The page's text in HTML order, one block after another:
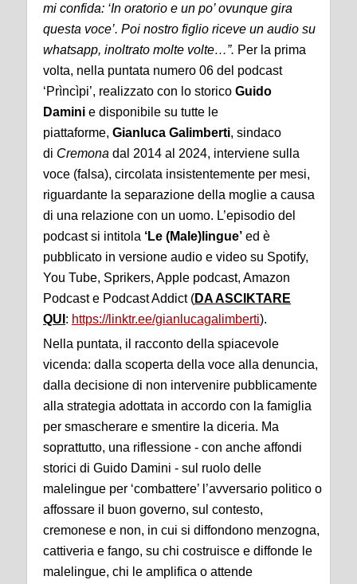
mi confida: ‘In oratorio e un po’ ovunque gira
questa voce’. Poi nostro figlio riceve un audio su
whatsapp, inoltrato molte volte…”. Per la prima
volta, nella puntata numero 06 del podcast
‘Prìncìpi’, realizzato con lo storico Guido
Damini e disponibile su tutte le
piattaforme, Gianluca Galimberti, sindaco
di Cremona dal 2014 al 2024, interviene sulla
voce (falsa), circolata insistentemente per mesi,
riguardante la separazione della moglie a causa
di una relazione con un uomo. L’episodio del
podcast si intitola ‘Le (Male)lingue’ ed è
pubblicato in versione audio e video su Spotify,
You Tube, Sprikers, Apple podcast, Amazon
Podcast e Podcast Addict (DA ASCIKTARE
QUI : https://linktr.ee/gianlucagalimberti).
Nella puntata, il racconto della spiacevole
vicenda: dalla scoperta della voce alla denuncia,
dalla decisione di non intervenire pubblicamente
alla strategia adottata in accordo con la famiglia
per smascherare e smentire la diceria. Ma
soprattutto, una riflessione - con anche affondi
storici di Guido Damini - sul ruolo delle
malelingue per ‘combattere’ l’avversario politico o
affossare il buon governo, sul contesto,
cremonese e non, in cui si diffondono menzogna,
cattiveria e fango, su chi costruisce e diffonde le
malelingue, chi le amplifica o attende